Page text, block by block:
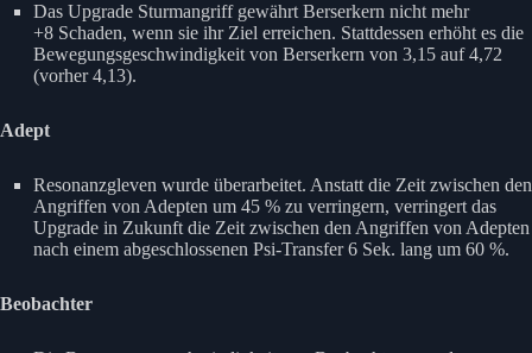
Das Upgrade Sturmangriff gewährt Berserkern nicht mehr
+8 Schaden, wenn sie ihr Ziel erreichen. Stattdessen erhöht es die
Bewegungsgeschwindigkeit von Berserkern von 3,15 auf 4,72
(vorher 4,13).
Adept
Resonanzgleven wurde überarbeitet. Anstatt die Zeit zwischen den
Angriffen von Adepten um 45 % zu verringern, verringert das
Upgrade in Zukunft die Zeit zwischen den Angriffen von Adepten
nach einem abgeschlossenen Psi-Transfer 6 Sek. lang um 60 %.
Beobachter